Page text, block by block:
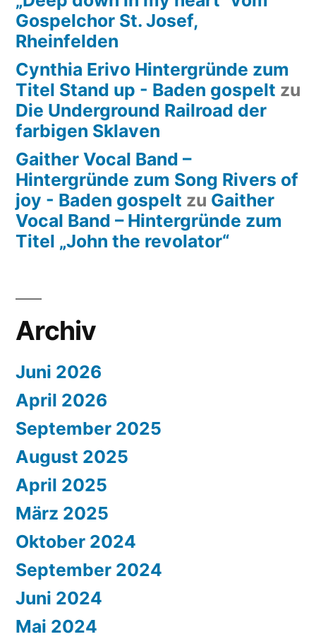
Gospelchor St. Josef,
Rheinfelden
Cynthia Erivo Hintergründe zum
Titel Stand up - Baden gospelt zu
Die Underground Railroad der
farbigen Sklaven
Gaither Vocal Band –
Hintergründe zum Song Rivers of
joy - Baden gospelt zu Gaither
Vocal Band – Hintergründe zum
Titel „John the revolator“
Archiv
Juni 2026
April 2026
September 2025
August 2025
April 2025
März 2025
Oktober 2024
September 2024
Juni 2024
Mai 2024